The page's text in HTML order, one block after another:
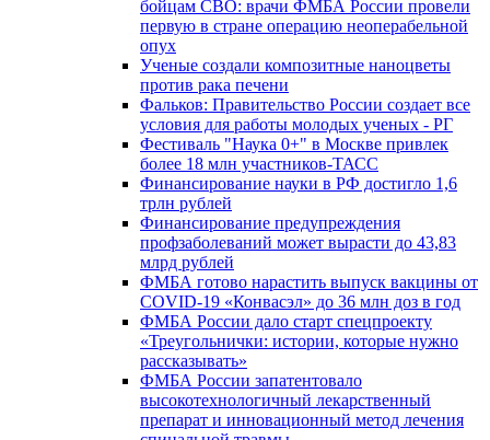
бойцам СВО: врачи ФМБА России провели
первую в стране операцию неоперабельной
опух
Ученые создали композитные наноцветы
против рака печени
Фальков: Правительство России создает все
условия для работы молодых ученых - РГ
Фестиваль "Наука 0+" в Москве привлек
более 18 млн участников-ТАСС
Финансирование науки в РФ достигло 1,6
трлн рублей
Финансирование предупреждения
профзаболеваний может вырасти до 43,83
млрд рублей
ФМБА готово нарастить выпуск вакцины от
COVID-19 «Конвасэл» до 36 млн доз в год
ФМБА России дало старт спецпроекту
«Треугольнички: истории, которые нужно
рассказывать»
ФМБА России запатентовало
высокотехнологичный лекарственный
препарат и инновационный метод лечения